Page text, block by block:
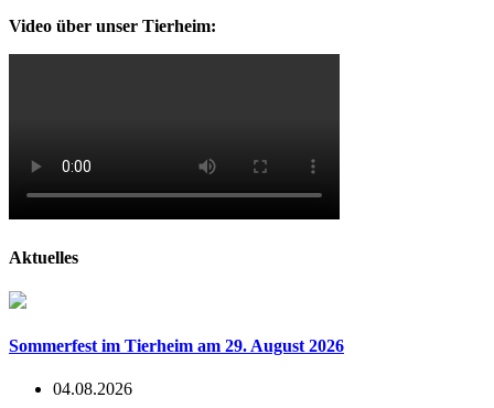
Video über unser Tierheim:
Aktuelles
Sommerfest im Tierheim am 29. August 2026
04.08.2026